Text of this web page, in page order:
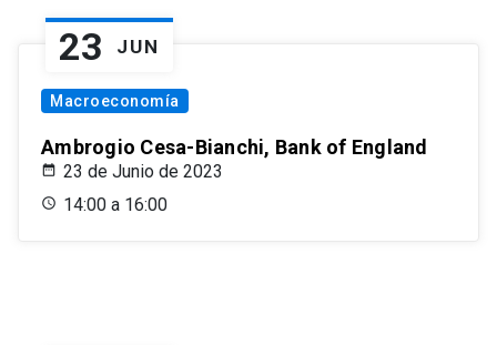
23 JUN
Macroeconomía
Ambrogio Cesa-Bianchi, Bank of England
23 de Junio de 2023
14:00 a 16:00